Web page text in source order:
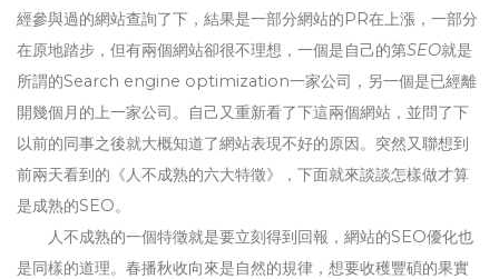
經參與過的網站查詢了下，結果是一部分網站的PR在上漲，一部分
在原地踏步，但有兩個網站卻很不理想，一個是自己的第SEO就是
所謂的Search engine optimization一家公司，另一個是已經離
開幾個月的上一家公司。自己又重新看了下這兩個網站，並問了下
以前的同事之後就大概知道了網站表現不好的原因。突然又聯想到
前兩天看到的《人不成熟的六大特徵》，下面就來談談怎樣做才算
是成熟的SEO。
人不成熟的一個特徵就是要立刻得到回報，網站的SEO優化也
是同樣的道理。春播秋收向來是自然的規律，想要收穫豐碩的果實